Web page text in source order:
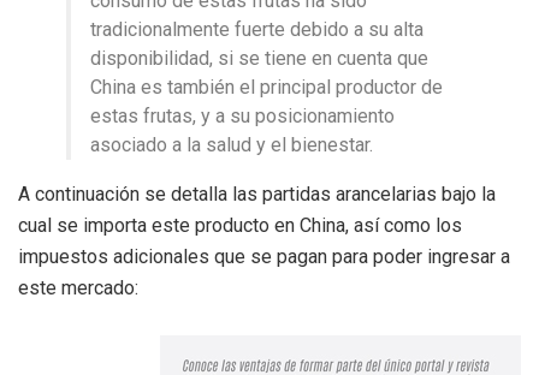
tradicionalmente fuerte debido a su alta
disponibilidad, si se tiene en cuenta que
China es también el principal productor de
estas frutas, y a su posicionamiento
asociado a la salud y el bienestar.
A continuación se detalla las partidas arancelarias bajo la
cual se importa este producto en China, así como los
impuestos adicionales que se pagan para poder ingresar a
este mercado: